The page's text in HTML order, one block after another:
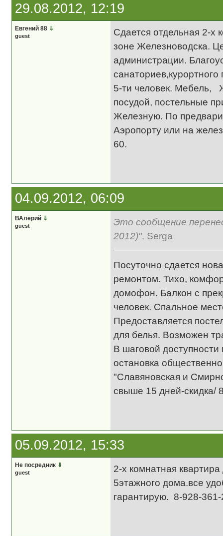
29.08.2012, 12:19
Евгений 88 ⇓
guest
Сдается отдельная 2-
зоне Железноводска.
администрации.
5-ти человек. Мебель,
посудой, постельные
Железную. По
Аэропорту или на
60.
04.09.2012, 06:09
ВАлерий ⇓
guest
Это сообщение
2012)". Serga
Посуточно сдается
ремонтом. Тихо,
домофон. Балкон с
человек. Спальное
Предоставляется
для белья. Возможен
В шаговой
остановка
"Славяновская и
свыше 15 дней-скидка/
05.09.2012, 15:33
Не посредник ⇓
guest
2-х комнатная
5этажного дома.все
гарантирую. 8-928-